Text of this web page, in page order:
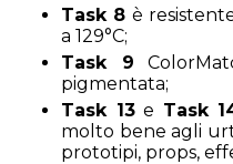
Task 8 è
a 129°C;
Task 9
pigmentata;
Task 13e Task
molto bene agli
prototipi, props,